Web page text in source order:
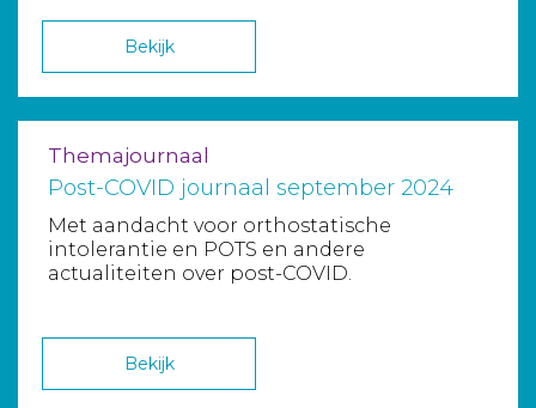
Bekijk
Themajournaal
Post-COVID journaal september 2024
Met aandacht voor orthostatische
intolerantie en POTS en andere
actualiteiten over post-COVID.
Bekijk